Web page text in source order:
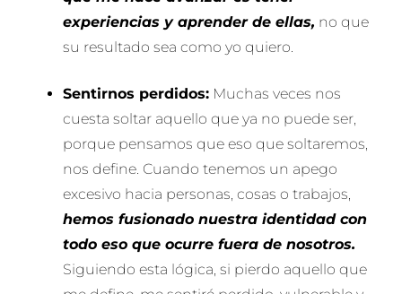
experiencias y aprender de ellas, no que
su resultado sea como yo quiero.
Sentirnos perdidos: Muchas veces nos
cuesta soltar aquello que ya no puede ser,
porque pensamos que eso que soltaremos,
nos define. Cuando tenemos un apego
excesivo hacia personas, cosas o trabajos,
hemos fusionado nuestra identidad con
todo eso que ocurre fuera de nosotros.
Siguiendo esta lógica, si pierdo aquello que